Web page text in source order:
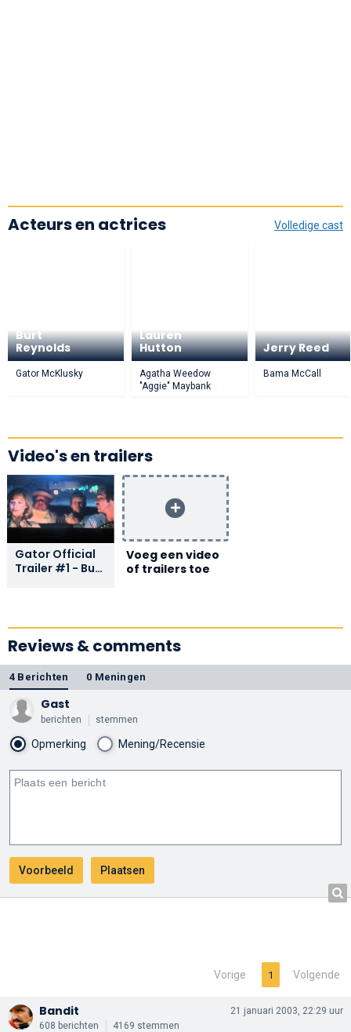
Volledige cast
Acteurs en actrices
Burt
Reynolds
Gator McKlusky
Lauren
Hutton
Agatha Weedow
"Aggie" Maybank
Jerry Reed
Bama McCall
Video's en trailers
Gator Official
Trailer #1 - Burt
Voeg een video
of trailers toe
Reviews & comments
4 Berichten 0 Meningen
Gast
berichten stemmen
Opmerking Mening/Recensie
Vorige 1 Volgende
Bandit
608 berichten 4169 stemmen
21 januari 2003, 22:29 uur